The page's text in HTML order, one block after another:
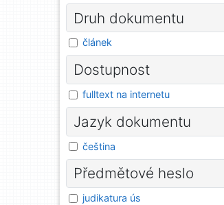
Druh dokumentu
článek
Dostupnost
fulltext na internetu
Jazyk dokumentu
čeština
Předmětové heslo
judikatura ús